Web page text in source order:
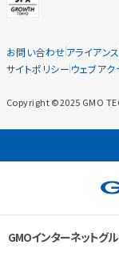
お問い合わせアライアンス
サイトポリシー ウェブアク
Copyright ©2025 GMO
GMOインターネットグ